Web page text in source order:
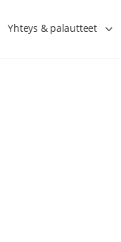
Yhteys & palautteet